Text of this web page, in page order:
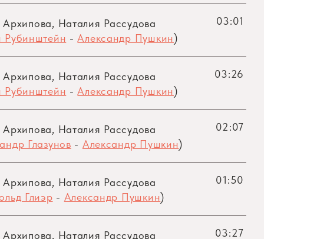
один из американских рецензентов выделял
органическую естественность и особое, чисто
Наталия Рассудова
Рубинштейн -Александр Пушкин)
03:01
Наталия Рассудова
Рубинштейн -Александр Пушкин)
03:26
Наталия Рассудова
Глазунов - Александр Пушкин)
02:07
Наталия Рассудова
Глиэр - Александр Пушкин)
01:50
Наталия Рассудова 03:27